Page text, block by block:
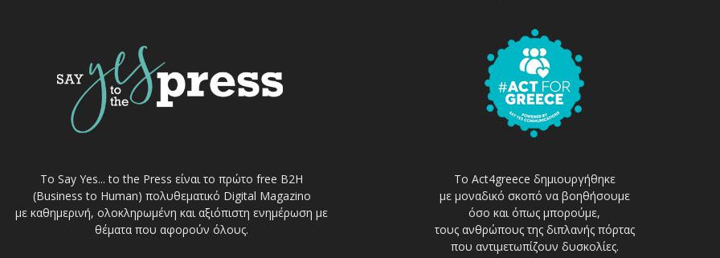
Το Say Yes... to the Press είναι το πρώτο free Β2Η
(Business to Human) πολυθεματικό Digital Magazino
με καθημερινή, ολοκληρωμένη και αξιόπιστη ενημέρωση με
θέματα που αφορούν όλους.
Το Act4greece δημιουργήθηκε
με μοναδικό σκοπό να βοηθήσουμε
όσο και όπως μπορούμε,
τους ανθρώπους της διπλανής πόρτας
που αντιμετωπίζουν δυσκολίες.